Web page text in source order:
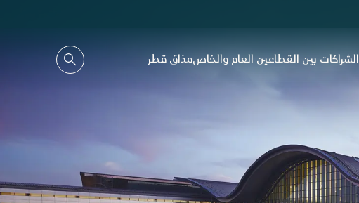
الشراكات بين القطاعين العام والخاصمذاق قطر